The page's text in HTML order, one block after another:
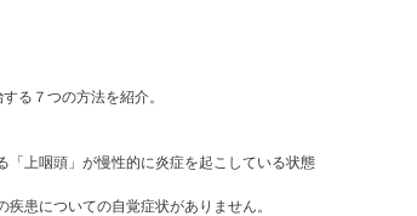
る７つの方法を紹介。
「上咽頭」が慢性的に炎症を起こしている状態
患についての自覚症状がありません。